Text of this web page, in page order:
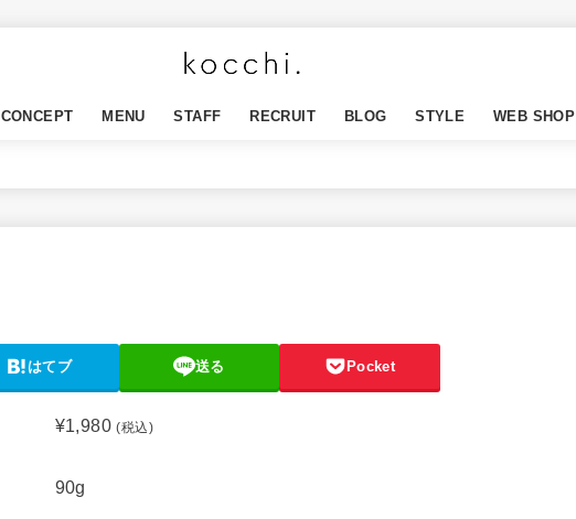
CONCEPT MENU STAFF RECRUIT BLOG STYLE WEB SHOP
はてブ 送る Pocket
¥1,980 (税込)
90g